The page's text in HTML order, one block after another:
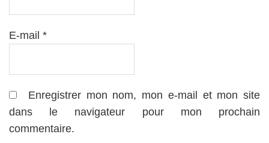
E-mail *
Enregistrer mon nom, mon e-mail et mon site
dans le navigateur pour mon prochain
commentaire.